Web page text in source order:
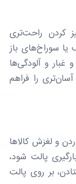
کردن راحت‌تری
یا سوراخ‌های باز
غبار و آلودگی‌ها
را فراهم
و لغزش کالاها
پالت شود،
بر روی پالت